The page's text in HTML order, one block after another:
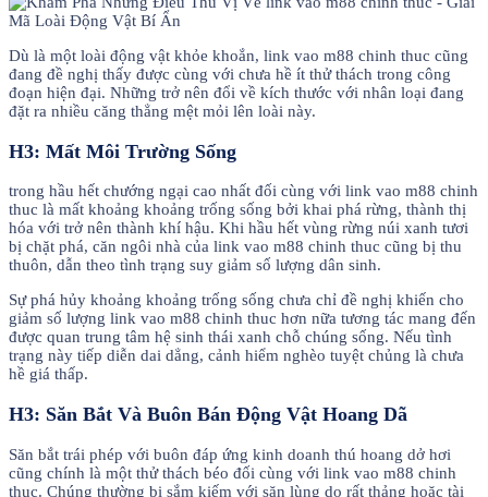
Dù là một loài động vật khỏe khoắn, link vao m88 chinh thuc cũng
đang đề nghị thấy được cùng với chưa hề ít thử thách trong công
đoạn hiện đại. Những trở nên đổi về kích thước với nhân loại đang
đặt ra nhiều căng thẳng mệt mỏi lên loài này.
H3: Mất Môi Trường Sống
trong hầu hết chướng ngại cao nhất đối cùng với link vao m88 chinh
thuc là mất khoảng khoảng trống sống bởi khai phá rừng, thành thị
hóa với trở nên thành khí hậu. Khi hầu hết vùng rừng núi xanh tươi
bị chặt phá, căn ngôi nhà của link vao m88 chinh thuc cũng bị thu
thuôn, dẫn theo tình trạng suy giảm số lượng dân sinh.
Sự phá hủy khoảng khoảng trống sống chưa chỉ đề nghị khiến cho
giảm số lượng link vao m88 chinh thuc hơn nữa tương tác mang đến
được quan trung tâm hệ sinh thái xanh chỗ chúng sống. Nếu tình
trạng này tiếp diễn dai dẳng, cảnh hiểm nghèo tuyệt chủng là chưa
hề giá thấp.
H3: Săn Bắt Và Buôn Bán Động Vật Hoang Dã
Săn bắt trái phép với buôn đáp ứng kinh doanh thú hoang dở hơi
cũng chính là một thử thách béo đối cùng với link vao m88 chinh
thuc. Chúng thường bị sắm kiếm với săn lùng do rất thảng hoặc tài